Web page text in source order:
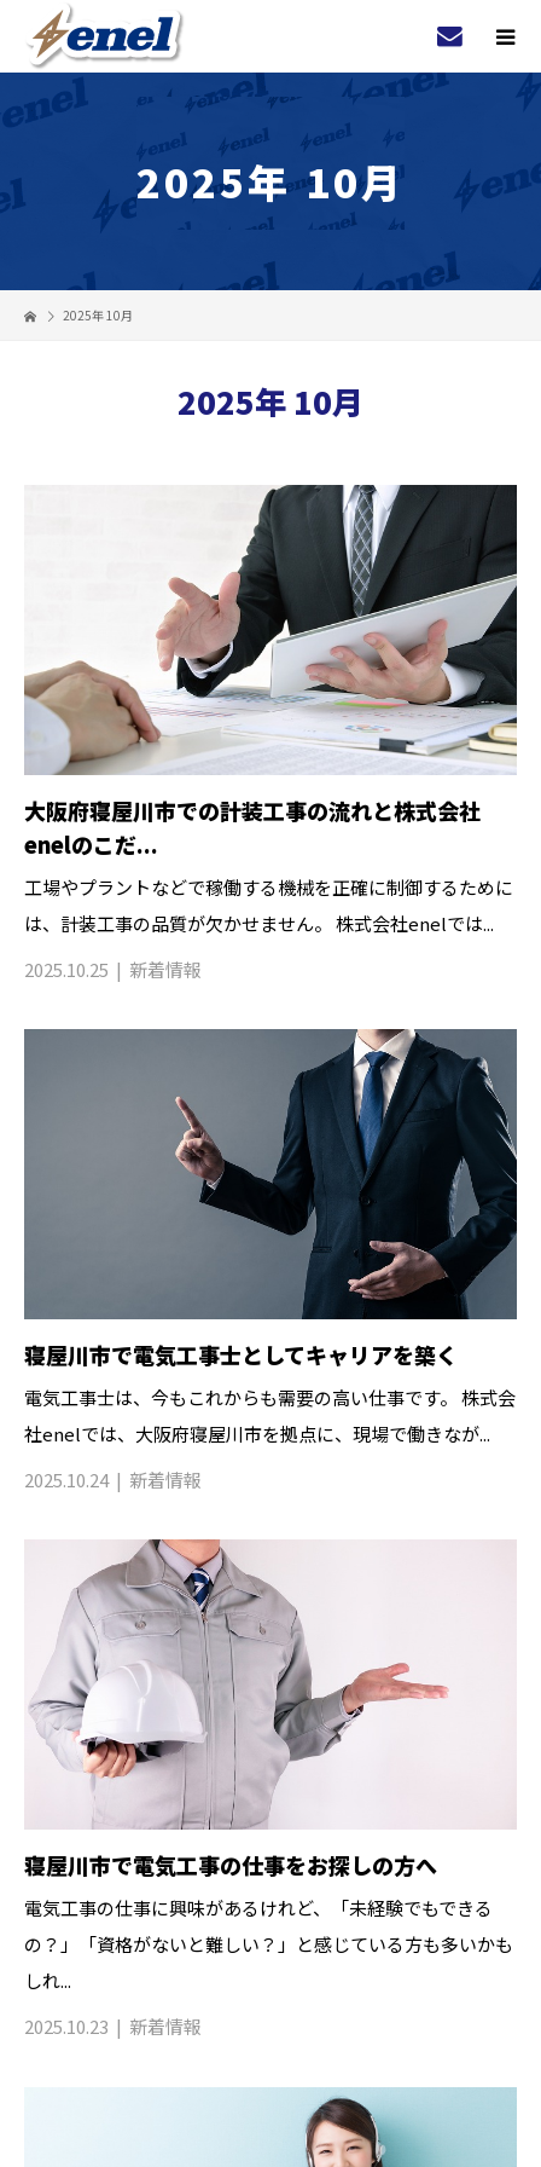
2025年 10月
2025年 10月
2025年 10月
大阪府寝屋川市での計装工事の流れと株式会社
enelのこだ...
工場やプラントなどで稼働する機械を正確に制御するために
は、計装工事の品質が欠かせません。 株式会社enelでは...
2025.10.25
新着情報
寝屋川市で電気工事士としてキャリアを築く
電気工事士は、今もこれからも需要の高い仕事です。 株式会
社enelでは、大阪府寝屋川市を拠点に、現場で働きなが...
2025.10.24
新着情報
寝屋川市で電気工事の仕事をお探しの方へ
電気工事の仕事に興味があるけれど、「未経験でもできる
の？」「資格がないと難しい？」と感じている方も多いかも
しれ...
2025.10.23
新着情報